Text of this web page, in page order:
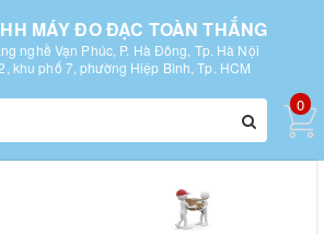
MÁY ĐO ĐẠC TOÀN THẮNG
nghề Vạn Phúc, P. Hà Đông, Tp. Hà Nội
khu phố 7, phường Hiệp Bình, Tp. HCM
0